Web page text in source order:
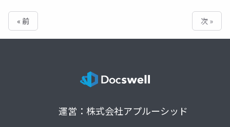
« 前 次 »
運営：株式会社アプルーシッド